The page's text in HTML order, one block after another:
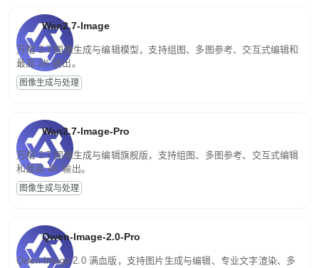
Wan2.7-Image
万相 2.7 图像生成与编辑模型，支持组图、多图参考、交互式编辑和
最高 2K 输出。
图像生成与处理
Wan2.7-Image-Pro
万相 2.7 图像生成与编辑旗舰版，支持组图、多图参考、交互式编辑
和最高 4K 输出。
图像生成与处理
Qwen-Image-2.0-Pro
Qwen-Image-2.0 满血版，支持图片生成与编辑、专业文字渲染、多